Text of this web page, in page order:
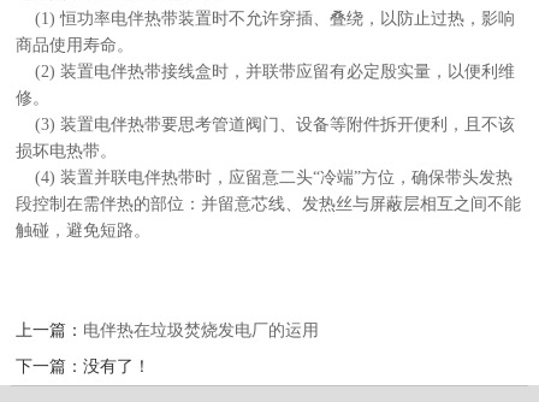
(1) 恒功率电伴热带装置时不允许穿插、叠绕，以防止过热，影响
商品使用寿命。
(2) 装置电伴热带接线盒时，并联带应留有必定殷实量，以便利维
修。
(3) 装置电伴热带要思考管道阀门、设备等附件拆开便利，且不该
损坏电热带。
(4) 装置并联电伴热带时，应留意二头“冷端”方位，确保带头发热
段控制在需伴热的部位：并留意芯线、发热丝与屏蔽层相互之间不能
触碰，避免短路。
上一篇： 电伴热在垃圾焚烧发电厂的运用
下一篇：没有了！